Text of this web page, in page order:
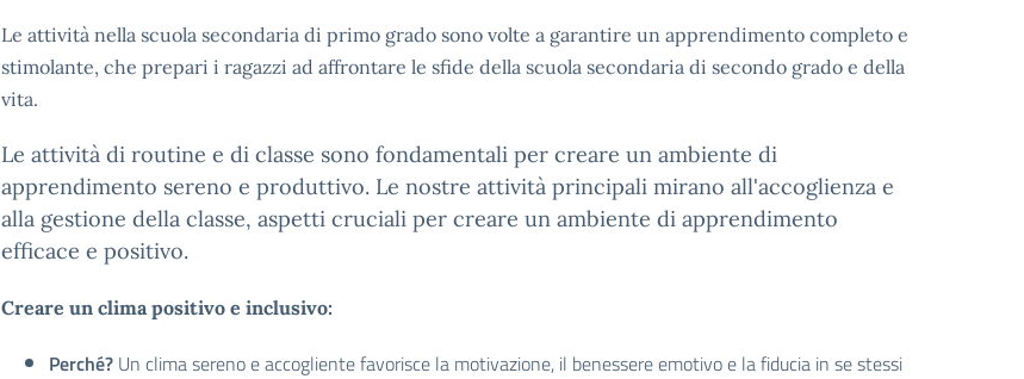
Le attività nella scuola secondaria di primo grado sono volte a garantire un apprendimento completo e
stimolante, che prepari i ragazzi ad affrontare le sfide della scuola secondaria di secondo grado e della
vita.
Le attività di routine e di classe sono fondamentali per creare un ambiente di
apprendimento sereno e produttivo. Le nostre attività principali mirano all'accoglienza e
alla gestione della classe, aspetti cruciali per creare un ambiente di apprendimento
efficace e positivo.
Creare un clima positivo e inclusivo:
Perché? Un clima sereno e accogliente favorisce la motivazione, il benessere emotivo e la fiducia in se stessi